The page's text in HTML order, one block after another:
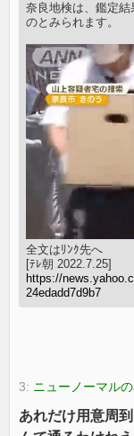
奈良地検は、鑑定
のとみられます。
全文はﾘﾝｸ先へ
[ﾃﾚ朝 2022.7.25]
https://
24edadd7d9b7
3: ニューノーマル
あれだけ用意周